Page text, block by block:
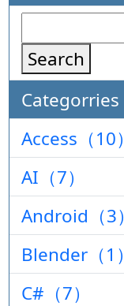
Search
Categorries
Access（10）
AI（7）
Android（3）
Blender（1）
C#（7）